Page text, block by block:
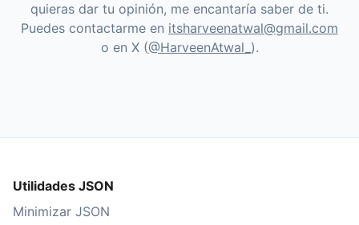
quieras dar tu opinión, me encantaría saber de ti.
Puedes contactarme en itsharveenatwal@gmail.com
o en X (@HarveenAtwal_ ).
Utilidades JSON
Minimizar JSON